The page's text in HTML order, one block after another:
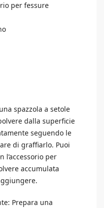
per fessure
spazzola a setole
dalla superficie
seguendo le
di graffiarlo. Puoi
l’accessorio per
accumulata
Prepara una